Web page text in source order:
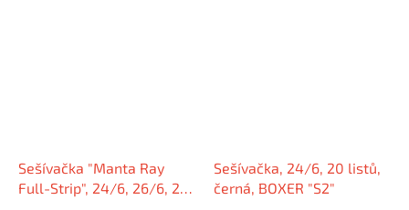
Sešívačka "Manta Ray
Full-Strip", 24/6, 26/6, 20
Sešívačka, 24/6, 20 listů,
černá, BOXER "S2"